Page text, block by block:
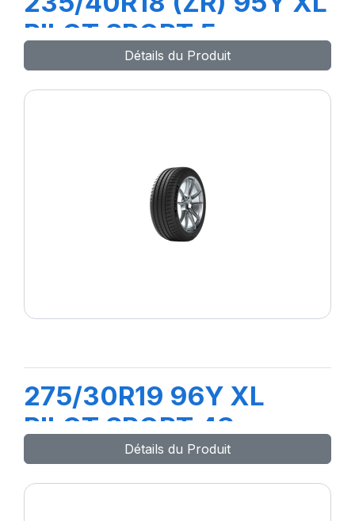
PILOT SPORT 5
Détails du Produit
275/30R19 96Y XL
PILOT SPORT 4S
Détails du Produit